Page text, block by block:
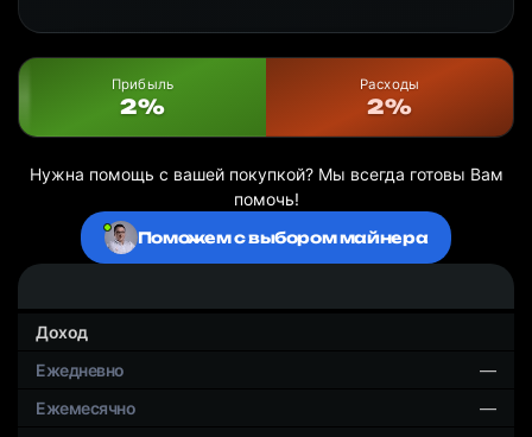
Прибыль
2%
Расходы
2%
Нужна помощь с вашей покупкой? Мы всегда готовы Вам
помочь!
Поможем с выбором майнера
Доход
—
—